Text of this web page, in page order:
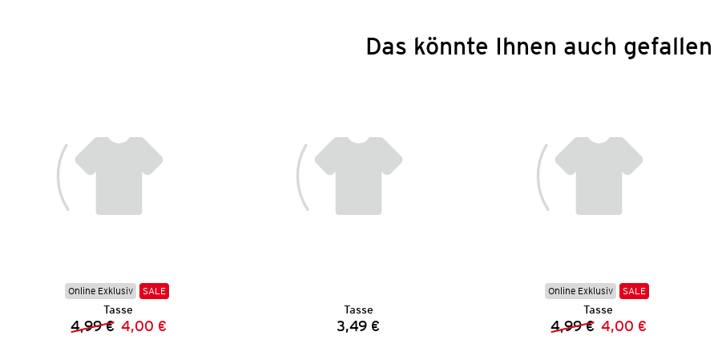
Das könnte Ihnen auch gefallen
Online Exklusiv SALE
Tasse
Vorheriger Preis:
4,99 € Neuer Preis:
4,00 €
Tasse
Preis:
3,49 €
Online Exklusiv SALE
Tasse
Vorheriger Preis:
4,99 € Neuer Preis:
4,00 €